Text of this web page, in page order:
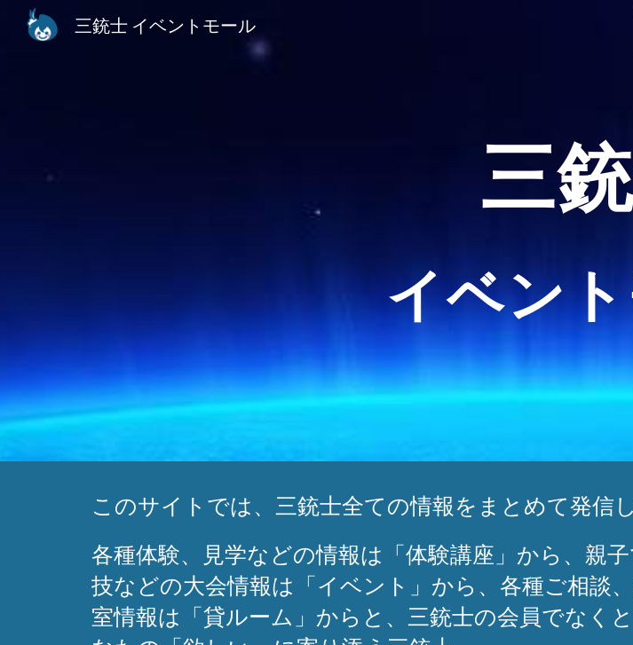
三銃士 イベントモール
三
イベン
このサイトでは、三銃士全ての情報をまとめて発信
各種体験、見学などの情報は「体験講座」から、親
技などの大会情報は「イベント」から、各種ご相談
室情報は「貸ルーム」からと、三銃士の会員でなく